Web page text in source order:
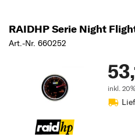
RAIDHP Serie Night
Art.-Nr. 660252
inkl.